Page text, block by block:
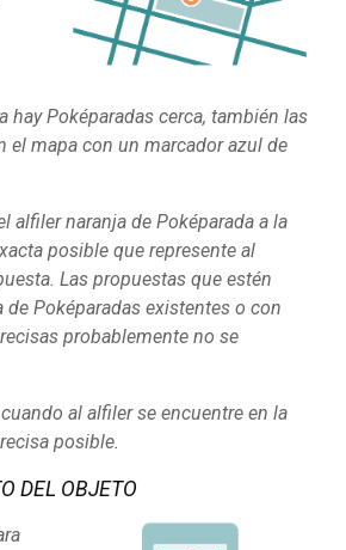
hay Poképaradas cerca, también las
el mapa con un marcador azul de
alfiler naranja de Poképarada a la
posible que represente al
Las propuestas que estén
de Poképaradas existentes o con
probablemente no se
al alfiler se encuentre en la
posible.
DEL OBJETO